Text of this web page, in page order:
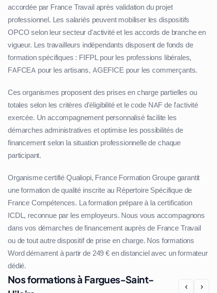
accordée par France Travail après validation du projet
professionnel. Les salariés peuvent mobiliser les dispositifs
OPCO selon leur secteur d'activité et les accords de branche en
vigueur. Les travailleurs indépendants disposent de fonds de
formation spécifiques : FIFPL pour les professions libérales,
FAFCEA pour les artisans, AGEFICE pour les commerçants.
Ces organismes proposent des prises en charge partielles ou
totales selon les critères d'éligibilité et le code NAF de l'activité
exercée. Un accompagnement personnalisé facilite les
démarches administratives et optimise les possibilités de
financement selon la situation professionnelle de chaque
participant.
Organisme certifié Qualiopi, France Formation Groupe garantit
une formation de qualité inscrite au Répertoire Spécifique de
France Compétences. La formation prépare à la certification
ICDL, reconnue par les employeurs. Nous vous accompagnons
dans vos démarches de financement auprès de France Travail
ou de tout autre dispositif de prise en charge. Nos formations
Word démarrent à partir de 249 € en distanciel avec un formateur
dédié.
Nos formations à Fargues-Saint-
‹ ›